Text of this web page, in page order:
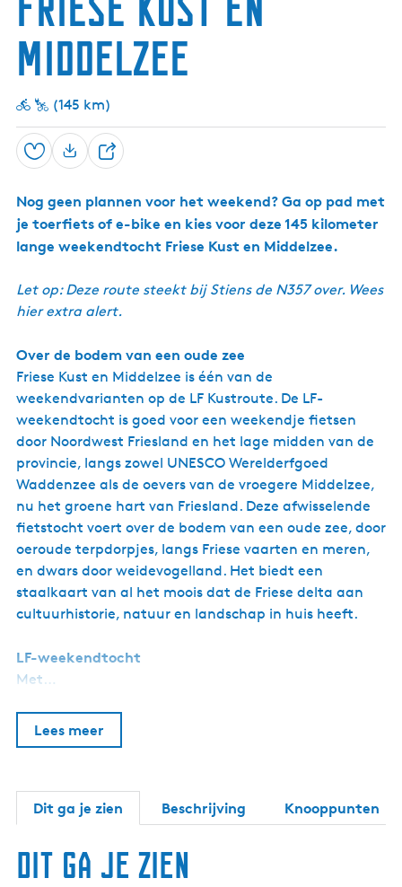
n
t
e
w
a
r
d
e
r
u
J
g
e
e
n
i
n
Middelzee
(145 km)
Opslaan
D
e
l
Nog geen plannen voor het weekend? Ga op pad met
je toerfiets of e-bike en kies voor deze 145 kilometer
lange weekendtocht Friese Kust en Middelzee.
Let op: Deze route steekt bij Stiens de N357 over. Wees
hier extra alert.
Over de bodem van een oude zee
Friese Kust en Middelzee is één van de
weekendvarianten op de LF Kustroute. De LF-
weekendtocht is goed voor een weekendje fietsen
door Noordwest Friesland en het lage midden van de
provincie, langs zowel UNESCO Werelderfgoed
Waddenzee als de oevers van de vroegere Middelzee,
nu het groene hart van Friesland. Deze afwisselende
fietstocht voert over de bodem van een oude zee, door
oeroude terpdorpjes, langs Friese vaarten en meren,
en dwars door weidevogelland. Het biedt een
staalkaart van al het moois dat de Friese delta aan
cultuurhistorie, natuur en landschap in huis heeft.
LF-weekendtocht
Met…
Lees meer
Dit ga je zien Beschrijving Knooppunten
Dit ga je zien